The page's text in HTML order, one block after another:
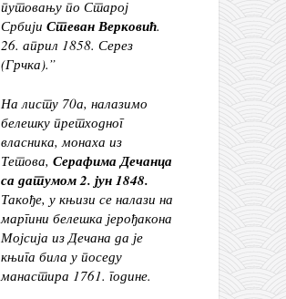
путовању по Старој
Србији Стеван Верковић.
26. април 1858. Серез
(Грчка).”
На листу 70а, налазимо
белешку претходног
власника, монаха из
Тетова, Серафима Дечанца
са датумом 2. јун 1848.
Такође, у књизи се налази на
маргини белешка јерођакона
Мојсија из Дечана да је
књига била у поседу
манастира 1761. године.